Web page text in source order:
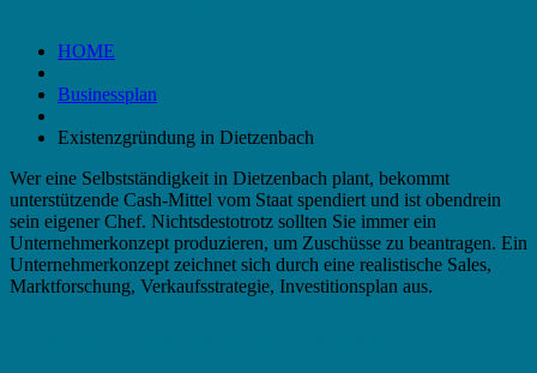
HOME
Businessplan
Existenzgründung in Dietzenbach
Wer eine Selbstständigkeit in Dietzenbach plant, bekommt
unterstützende Cash-Mittel vom Staat spendiert und ist obendrein
sein eigener Chef. Nichtsdestotrotz sollten Sie immer ein
Unternehmerkonzept produzieren, um Zuschüsse zu beantragen. Ein
Unternehmerkonzept zeichnet sich durch eine realistische Sales,
Marktforschung, Verkaufsstrategie, Investitionsplan aus.